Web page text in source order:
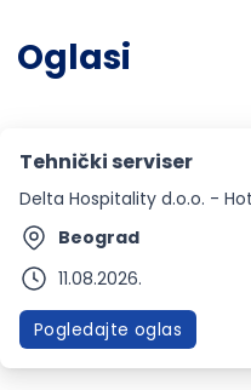
Oglasi
Tehnički serviser
Beograd
11.08.2026.
Pogledajte oglas